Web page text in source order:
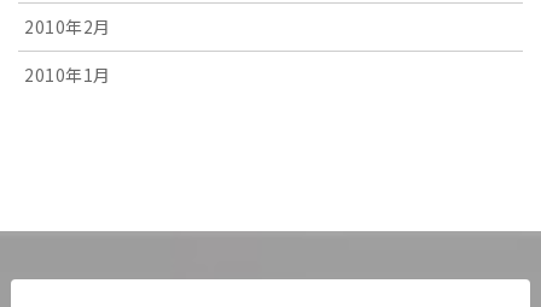
2010年2月
2010年1月